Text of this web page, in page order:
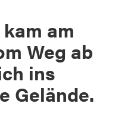
am
Weg ab
ins
Gelände.